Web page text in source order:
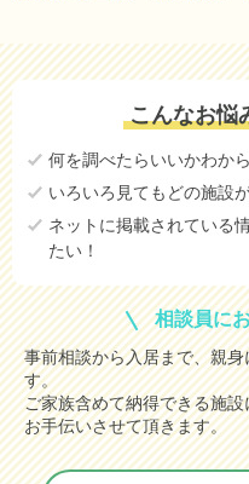
こんなお悩
何を調べたらいいかわか
いろいろ見てもどの施設
ネットに掲載されている
たい！
相談員に
事前相談から入居まで、親
す。
ご家族含めて納得できる施
お手伝いさせて頂きます。